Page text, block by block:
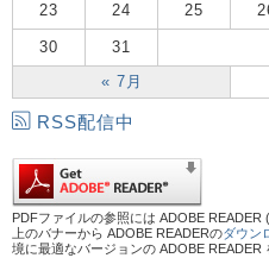
« 7月
23 24 25
30 31
RSS配信中
PDFファイルの参照には ADOBE READER
上のバナーから ADOBE READERのダウン
境に最適なバージョンの ADOBE READER